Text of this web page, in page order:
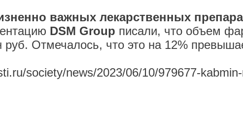
важных лекарственных
DSM Group писали, что объем
руб. Отмечалось, что это на 12%
society/news/2023/06/10/979677-